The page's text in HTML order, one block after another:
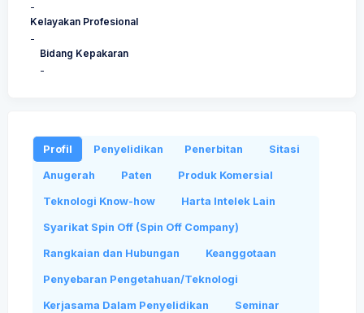
-
Kelayakan Profesional
-
Bidang Kepakaran
-
Profil Penyelidikan Penerbitan Sitasi
Anugerah Paten Produk Komersial
Teknologi Know-how Harta Intelek Lain
Syarikat Spin Off (Spin Off Company)
Rangkaian dan Hubungan Keanggotaan
Penyebaran Pengetahuan/Teknologi
Kerjasama Dalam Penyelidikan Seminar